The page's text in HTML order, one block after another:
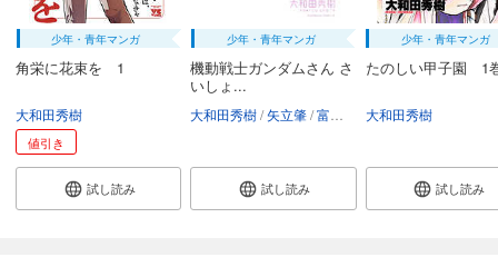
少年・青年マンガ
角栄に花束を 1
大和田秀樹
値引き
試し読み
少年・青年マンガ
機動戦士ガンダムさん さ
いしょ...
大和田秀樹 矢立肇 富野由悠季
試し読み
少年・青年マンガ
たのしい甲子園 1
大和田秀樹
試し読み